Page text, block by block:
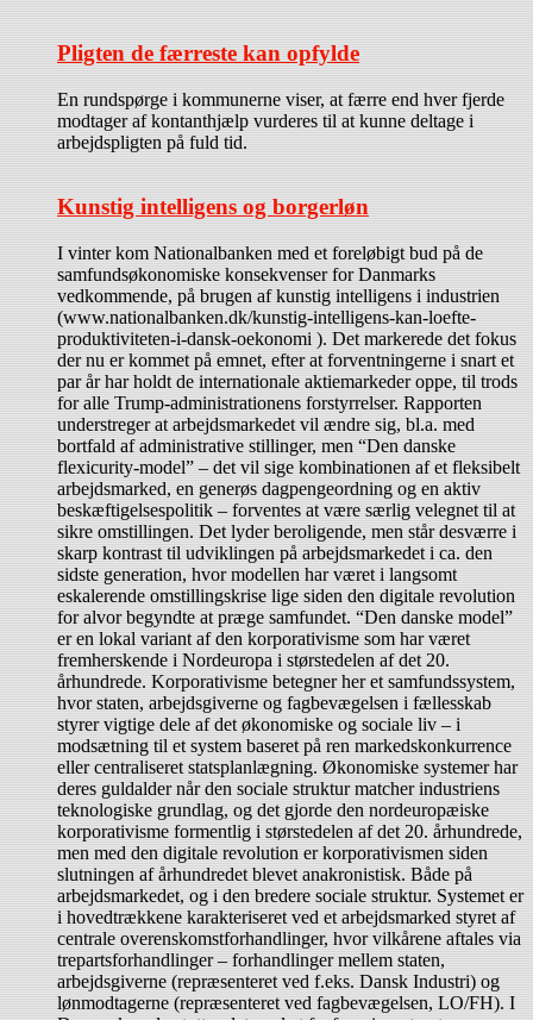
Pligten de færreste kan opfylde
En rundspørge i kommunerne viser, at færre end hver fjerde
modtager af kontanthjælp vurderes til at kunne deltage i
arbejdspligten på fuld tid.
Kunstig intelligens og borgerløn
I vinter kom Nationalbanken med et foreløbigt bud på de
samfundsøkonomiske konsekvenser for Danmarks
vedkommende, på brugen af kunstig intelligens i industrien
(www.nationalbanken.dk/kunstig-intelligens-kan-loefte-
produktiviteten-i-dansk-oekonomi ). Det markerede det fokus
der nu er kommet på emnet, efter at forventningerne i snart et
par år har holdt de internationale aktiemarkeder oppe, til trods
for alle Trump-administrationens forstyrrelser. Rapporten
understreger at arbejdsmarkedet vil ændre sig, bl.a. med
bortfald af administrative stillinger, men “Den danske
flexicurity-model” – det vil sige kombinationen af et fleksibelt
arbejdsmarked, en generøs dagpengeordning og en aktiv
beskæftigelsespolitik – forventes at være særlig velegnet til at
sikre omstillingen. Det lyder beroligende, men står desværre i
skarp kontrast til udviklingen på arbejdsmarkedet i ca. den
sidste generation, hvor modellen har været i langsomt
eskalerende omstillingskrise lige siden den digitale revolution
for alvor begyndte at præge samfundet. “Den danske model”
er en lokal variant af den korporativisme som har været
fremherskende i Nordeuropa i størstedelen af det 20.
århundrede. Korporativisme betegner her et samfundssystem,
hvor staten, arbejdsgiverne og fagbevægelsen i fællesskab
styrer vigtige dele af det økonomiske og sociale liv – i
modsætning til et system baseret på ren markedskonkurrence
eller centraliseret statsplanlægning. Økonomiske systemer har
deres guldalder når den sociale struktur matcher industriens
teknologiske grundlag, og det gjorde den nordeuropæiske
korporativisme formentlig i størstedelen af det 20. århundrede,
men med den digitale revolution er korporativismen siden
slutningen af århundredet blevet anakronistisk. Både på
arbejdsmarkedet, og i den bredere sociale struktur. Systemet er
i hovedtrækkene karakteriseret ved et arbejdsmarked styret af
centrale overenskomstforhandlinger, hvor vilkårene aftales via
trepartsforhandlinger – forhandlinger mellem staten,
arbejdsgiverne (repræsenteret ved f.eks. Dansk Industri) og
lønmodtagerne (repræsenteret ved fagbevægelsen, LO/FH). I